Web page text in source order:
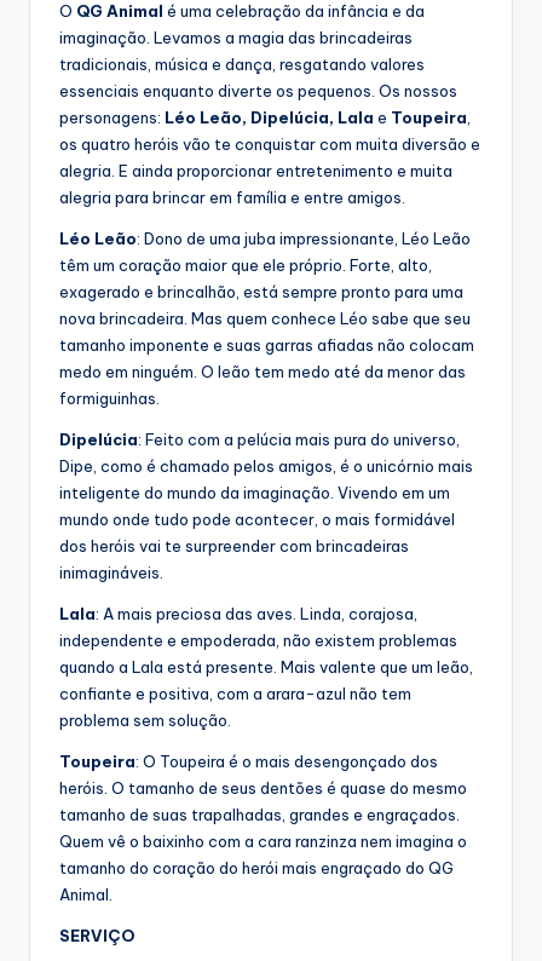
O QG Animal é uma celebração da infância e da
imaginação. Levamos a magia das brincadeiras
tradicionais, música e dança, resgatando valores
essenciais enquanto diverte os pequenos. Os nossos
personagens: Léo Leão, Dipelúcia, Lala e Toupeira,
os quatro heróis vão te conquistar com muita diversão e
alegria. E ainda proporcionar entretenimento e muita
alegria para brincar em família e entre amigos.
Léo Leão: Dono de uma juba impressionante, Léo Leão
têm um coração maior que ele próprio. Forte, alto,
exagerado e brincalhão, está sempre pronto para uma
nova brincadeira. Mas quem conhece Léo sabe que seu
tamanho imponente e suas garras afiadas não colocam
medo em ninguém. O leão tem medo até da menor das
formiguinhas.
Dipelúcia: Feito com a pelúcia mais pura do universo,
Dipe, como é chamado pelos amigos, é o unicórnio mais
inteligente do mundo da imaginação. Vivendo em um
mundo onde tudo pode acontecer, o mais formidável
dos heróis vai te surpreender com brincadeiras
inimagináveis.
Lala: A mais preciosa das aves. Linda, corajosa,
independente e empoderada, não existem problemas
quando a Lala está presente. Mais valente que um leão,
confiante e positiva, com a arara-azul não tem
problema sem solução.
Toupeira: O Toupeira é o mais desengonçado dos
heróis. O tamanho de seus dentões é quase do mesmo
tamanho de suas trapalhadas, grandes e engraçados.
Quem vê o baixinho com a cara ranzinza nem imagina o
tamanho do coração do herói mais engraçado do QG
Animal.
SERVIÇO